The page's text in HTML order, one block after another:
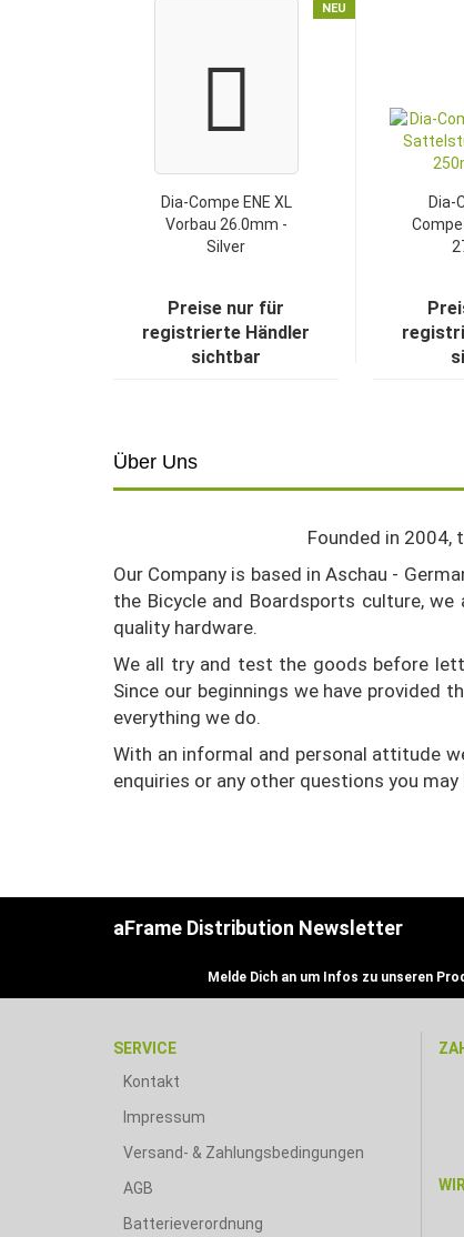
NEU
Dia-Compe ENE XL
Vorbau 26.0mm -
Silver
Preise nur für
registrierte Händler
sichtbar
Dia-
Über Uns
Founded in
Our Company is based in Aschau -
the Bicycle and Boardsports culture,
quality hardware.
We all try and test the goods before
Since our beginnings we have
everything we do.
With an informal and personal attitude
enquiries or any other questions you may
aFrame Distribution Newsletter
Melde Dich an um Infos zu unseren
SERVICE
Kontakt
Impressum
Versand- & Zahlungsbedingungen
AGB
Batterieverordnung